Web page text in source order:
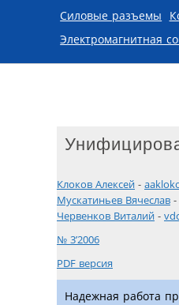
Skip to content
Силовые разъемы
Электромагнитная
Клоков Алексей -
Мускатиньев Вячеслав -
Червенков Виталий -
№ 3’2006
PDF версия
Надежная работа